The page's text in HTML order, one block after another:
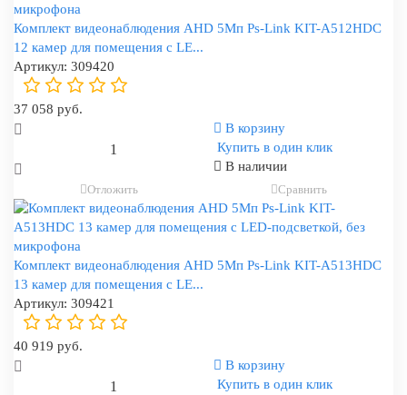
Комплект видеонаблюдения AHD 5Мп Ps-Link KIT-A512HDC
12 камер для помещения с LE...
Артикул: 309420
37 058 руб.
В корзину
Купить в один клик
В наличии
Отложить Сравнить
Комплект видеонаблюдения AHD 5Мп Ps-Link KIT-A513HDC
13 камер для помещения с LE...
Артикул: 309421
40 919 руб.
В корзину
Купить в один клик